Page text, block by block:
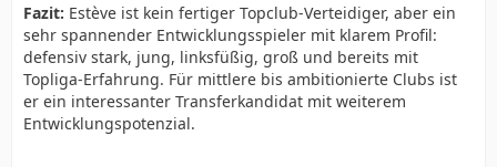
Fazit: Estève ist kein fertiger Topclub-Verteidiger, aber ein
sehr spannender Entwicklungsspieler mit klarem Profil:
defensiv stark, jung, linksfüßig, groß und bereits mit
Topliga-Erfahrung. Für mittlere bis ambitionierte Clubs ist
er ein interessanter Transferkandidat mit weiterem
Entwicklungspotenzial.